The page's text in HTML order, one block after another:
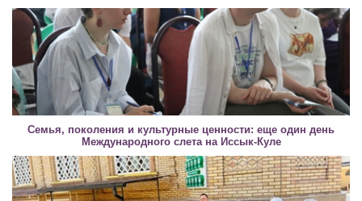
Семья, поколения и культурные ценности: еще один день
Международного слета на Иссык-Куле